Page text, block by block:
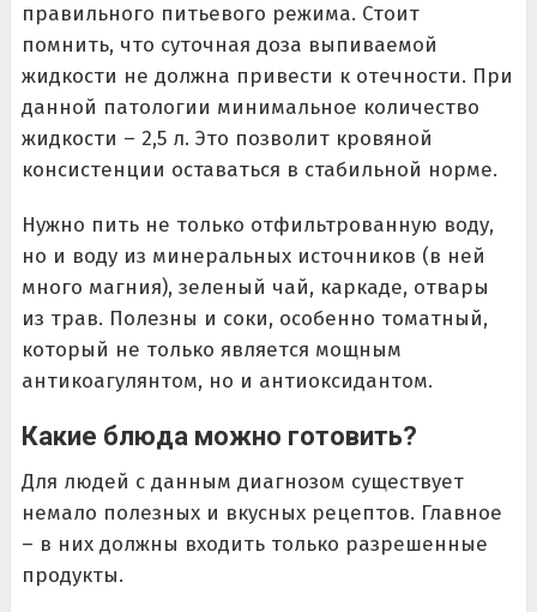
правильного питьевого режима. Стоит
помнить, что суточная доза выпиваемой
жидкости не должна привести к отечности. При
данной патологии минимальное количество
жидкости – 2,5 л. Это позволит кровяной
консистенции оставаться в стабильной норме.
Нужно пить не только отфильтрованную воду,
но и воду из минеральных источников (в ней
много магния), зеленый чай, каркаде, отвары
из трав. Полезны и соки, особенно томатный,
который не только является мощным
антикоагулянтом, но и антиоксидантом.
Какие блюда можно готовить?
Для людей с данным диагнозом существует
немало полезных и вкусных рецептов. Главное
– в них должны входить только разрешенные
продукты.